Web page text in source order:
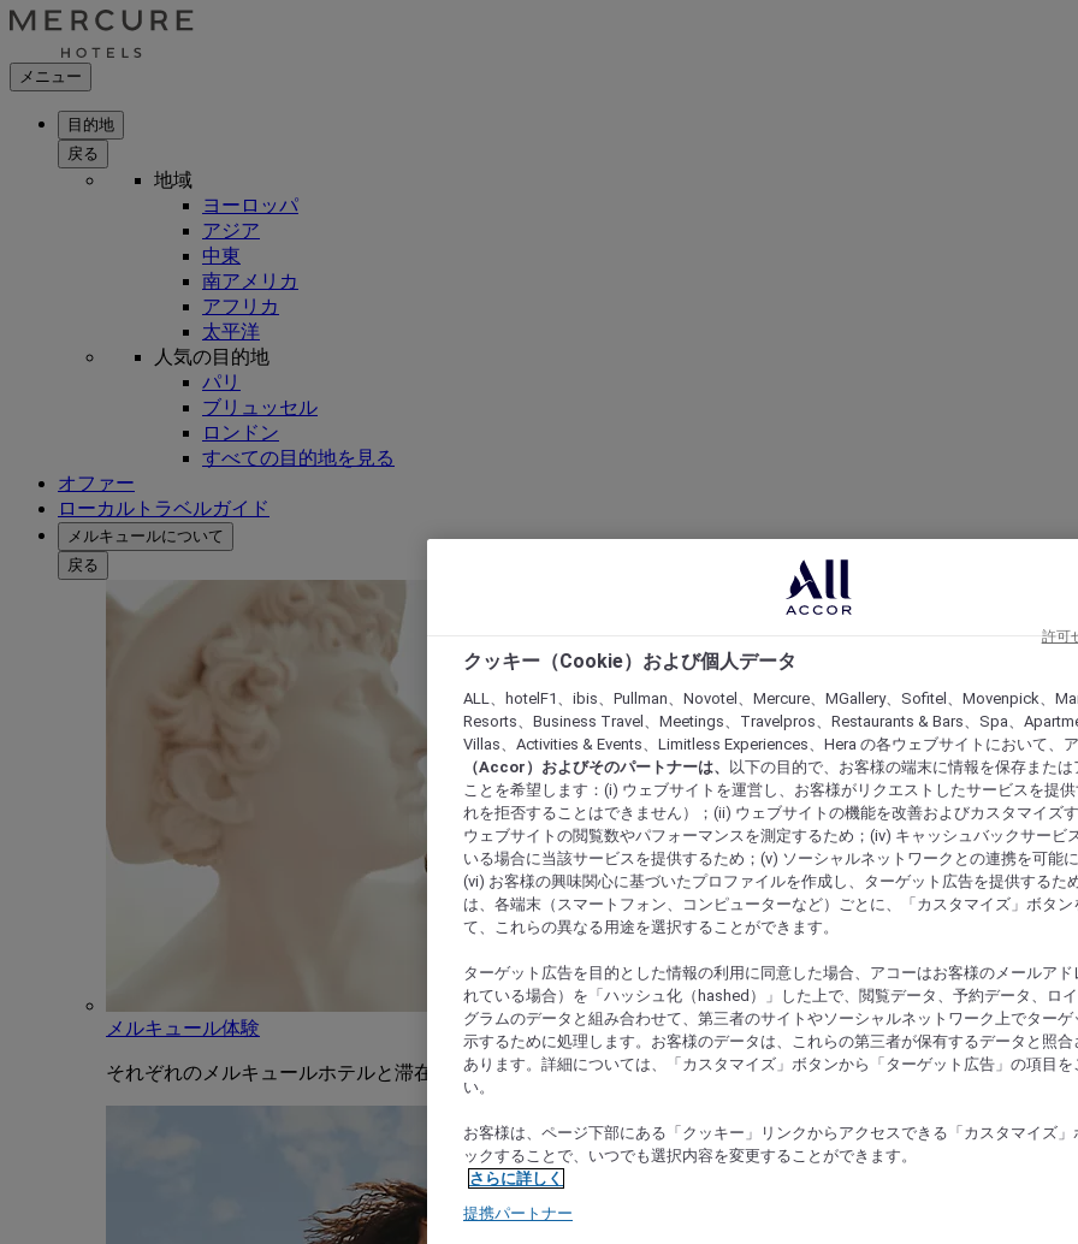
メニュー
目的地
戻る
地域
ヨーロッパ
アジア
中東
南アメリカ
アフリカ
太平洋
人気の目的地
パリ
ブリュッセル
ロンドン
すべての目的地を見る
オファー
ローカルトラベルガイド
メルキュールについて
戻る
メルキュール体験
それぞれのメルキュールホテルと滞在をユニークにするものを発見してください
クッキー（Cookie）および個人データ
ALL、hotelF1、ibis、Pullman、Novotel、Mercure、MGallery、Sofitel、Movenpick、
Resorts、Business Travel、Meetings、Travelpros、Restaurants & Bars、Spa、
Villas、Activities & Events、Limitless Experiences、Hera の各ウェブサイトにおいて、
（Accor）およびそのパートナーは、
以下の目的で、お客様の端末に情報を保存または
ことを希望します：(i) ウェブサイトを運営し、お客様がリクエストしたサービスを提供
れを拒否することはできません）；(ii) ウェブサイトの機能を改善およびカスタマイズ
ウェブサイトの閲覧数やパフォーマンスを測定するため；(iv) キャッシュバックサービ
いる場合に当該サービスを提供するため；(v) ソーシャルネットワークとの連携を可能
(vi) お客様の興味関心に基づいたプロファイルを作成し、ターゲット広告を提供するた
は、各端末（スマートフォン、コンピューターなど）ごとに、「カスタマイズ」ボタン
て、これらの異なる用途を選択することができます。
ターゲット広告を目的とした情報の利用に同意した場合、アコーはお客様のメールアド
れている場合）を「ハッシュ化（hashed）」した上で、閲覧データ、予約データ、ロ
グラムのデータと組み合わせて、第三者のサイトやソーシャルネットワーク上でター
示するために処理します。お客様のデータは、これらの第三者が保有するデータと照合
あります。詳細については、「カスタマイズ」ボタンから「ターゲット広告」の項目を
い。
お客様は、ページ下部にある「クッキー」リンクからアクセスできる「カスタマイズ」
ックすることで、いつでも選択内容を変更することができます。
さらに詳しく
提携パートナー
許可